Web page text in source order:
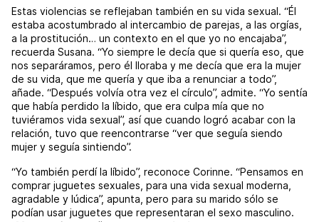
Estas violencias se reflejaban también en su vida sexual. “Él
estaba acostumbrado al intercambio de parejas, a las orgías,
a la prostitución… un contexto en el que yo no encajaba”,
recuerda Susana. “Yo siempre le decía que si quería eso, que
nos separáramos, pero él lloraba y me decía que era la mujer
de su vida, que me quería y que iba a renunciar a todo”,
añade. “Después volvía otra vez el círculo”, admite. “Yo sentía
que había perdido la líbido, que era culpa mía que no
tuviéramos vida sexual”, así que cuando logró acabar con la
relación, tuvo que reencontrarse “ver que seguía siendo
mujer y seguía sintiendo”.
“Yo también perdí la líbido”, reconoce Corinne. “Pensamos en
comprar juguetes sexuales, para una vida sexual moderna,
agradable y lúdica”, apunta, pero para su marido sólo se
podían usar juguetes que representaran el sexo masculino.